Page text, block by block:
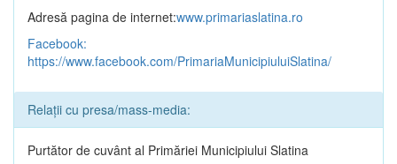
Adresă pagina de internet:www.primariaslatina.ro
Facebook:
https://www.facebook.com/PrimariaMunicipiuluiSlatina/
Relații cu presa/mass-media:
Purtător de cuvânt al Primăriei Municipiului Slatina